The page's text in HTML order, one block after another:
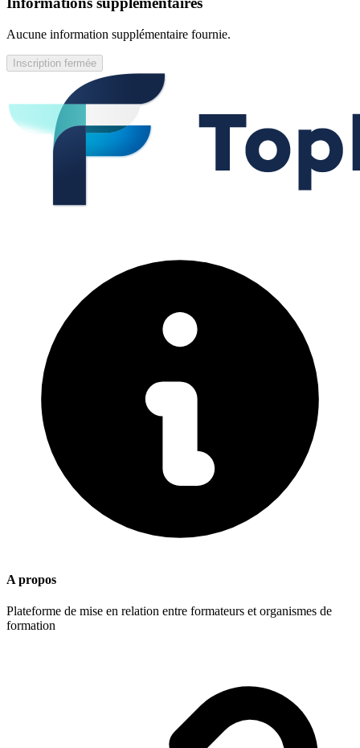
Aucune information supplémentaire fournie.
Inscription fermée
A propos
Plateforme de mise en relation entre formateurs et organismes de
formation